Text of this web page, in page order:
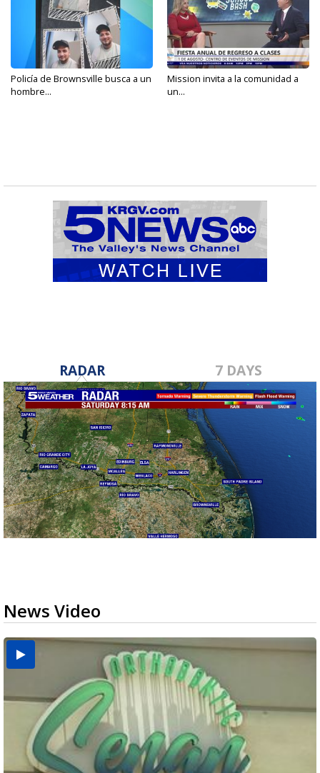
Policía de Brownsville busca a un
hombre...
Mission invita a la comunidad a
un...
RADAR 7 DAYS
News Video